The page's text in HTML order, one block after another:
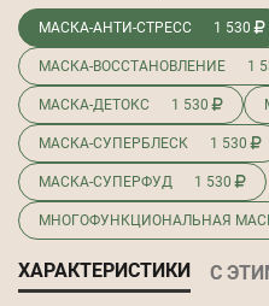
МАСКА-АНТИ-СТРЕСС 1 530
МАСКА-ВОССТАНОВЛЕНИЕ 1
МАСКА-ДЕТОКС 1 530
МАСКА-СУПЕРБЛЕСК 1 530
МАСКА-СУПЕРФУД 1 530
МНОГОФУНКЦИОНАЛЬНАЯ
ХАРАКТЕРИСТИКИ С